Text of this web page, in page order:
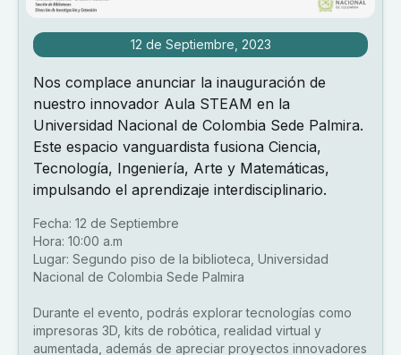
12 de Septiembre, 2023
Nos complace anunciar la inauguración de
nuestro innovador Aula STEAM en la
Universidad Nacional de Colombia Sede Palmira.
Este espacio vanguardista fusiona Ciencia,
Tecnología, Ingeniería, Arte y Matemáticas,
impulsando el aprendizaje interdisciplinario.
Fecha: 12 de Septiembre
Hora: 10:00 a.m
Lugar: Segundo piso de la biblioteca, Universidad
Nacional de Colombia Sede Palmira
Durante el evento, podrás explorar tecnologías como
impresoras 3D, kits de robótica, realidad virtual y
aumentada, además de apreciar proyectos innovadores